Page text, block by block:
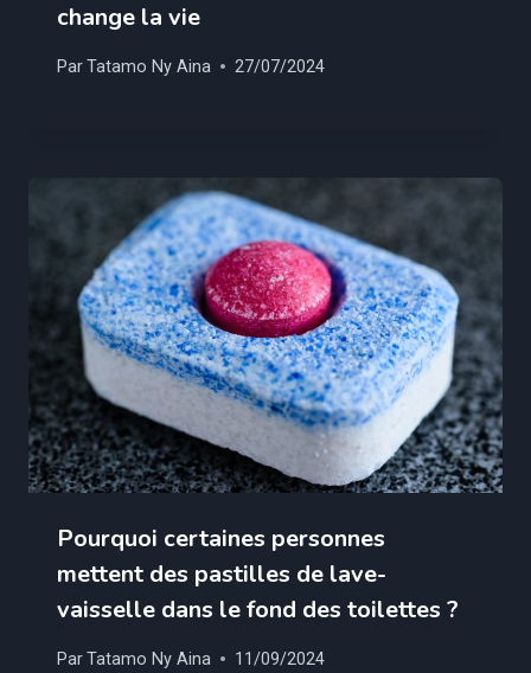
change la vie
ParTatamo Ny Aina 27/07/2024
Pourquoi certaines personnes
mettent des pastilles de lave-
vaisselle dans le fond des toilettes ?
ParTatamo Ny Aina 11/09/2024